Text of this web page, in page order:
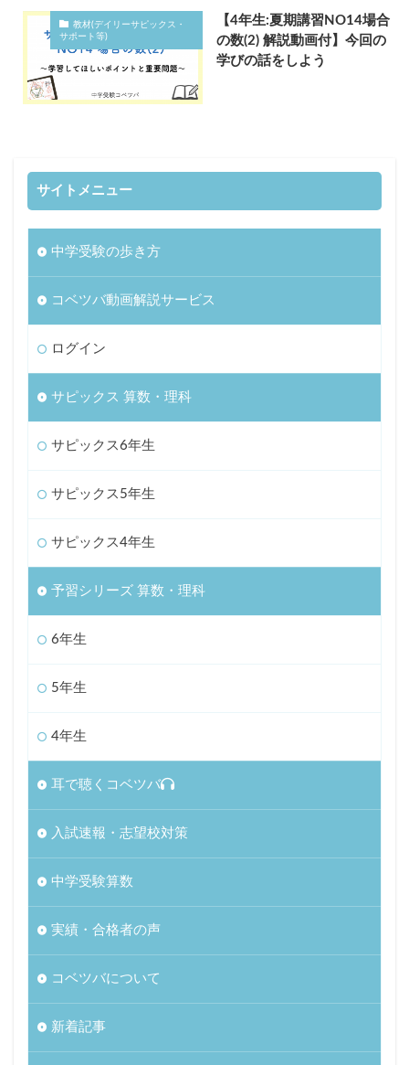
教材(デイリーサピックス・
サポート等)
【4年生:夏期講習NO14場合
の数(2) 解説動画付】今回の
学びの話をしよう
サイトメニュー
中学受験の歩き方
コベツバ動画解説サービス
ログイン
サピックス 算数・理科
サピックス6年生
サピックス5年生
サピックス4年生
予習シリーズ 算数・理科
6年生
5年生
4年生
耳で聴くコベツバ
入試速報・志望校対策
中学受験算数
実績・合格者の声
コベツバについて
新着記事